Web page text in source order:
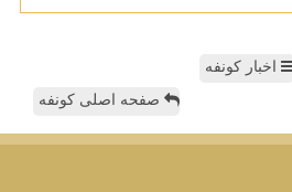
اخبار کونفه
صفحه اصلی کونفه